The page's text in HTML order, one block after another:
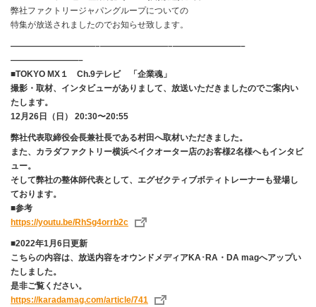
弊社ファクトリージャパングループについての
特集が放送されましたのでお知らせ致します。
——————————–————————–————————–
————————–
■TOKYO MX１ Ch.9テレビ 「企業魂」
撮影・取材、インタビューがありまして、放送いただきましたのでご案内い
たします。
12月26日（日） 20:30〜20:55
弊社代表取締役会長兼社長である村田へ取材いただきました。
また、カラダファクトリー横浜ベイクオーター店のお客様2名様へもインタビ
ュー。
そして弊社の整体師代表として、エグゼクティブボティトレーナーも登場し
ております。
■参考
https://youtu.be/RhSg4orrb2c
■2022年1月6日更新
こちらの内容は、放送内容をオウンドメディアKA･RA・DA magへアップい
たしました。
是非ご覧ください。
https://karadamag.com/article/741